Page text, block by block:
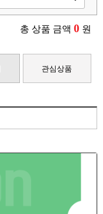
총 상품 금액 0 원
관심상품